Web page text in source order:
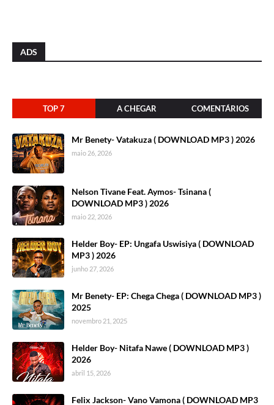
ADS
TOP 7 A CHEGAR COMENTÁRIOS
Mr Benety- Vatakuza ( DOWNLOAD MP3 ) 2026
maio 26, 2026
Nelson Tivane Feat. Aymos- Tsinana (
DOWNLOAD MP3 ) 2026
maio 22, 2026
Helder Boy- EP: Ungafa Uswisiya ( DOWNLOAD
MP3 ) 2026
junho 27, 2026
Mr Benety- EP: Chega Chega ( DOWNLOAD MP3 )
2025
novembro 21, 2025
Helder Boy- Nitafa Nawe ( DOWNLOAD MP3 )
2026
abril 15, 2026
Felix Jackson- Vano Vamona ( DOWNLOAD MP3